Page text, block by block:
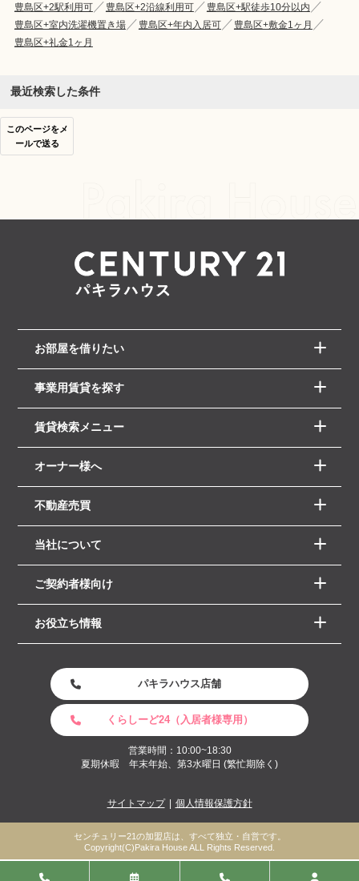
豊島区+2駅利用可
豊島区+2沿線利用可
豊島区+駅徒歩10分以内
豊島区+室内洗濯機置き場
豊島区+年内入居可
豊島区+敷金1ヶ月
豊島区+礼金1ヶ月
最近検索した条件
このページをメ
ールで送る
お部屋を借りたい
事業用賃貸を探す
賃貸検索メニュー
オーナー様へ
不動産売買
当社について
ご契約者様向け
お役立ち情報
パキラハウス店舗
くらしーど24（入居者様専用）
営業時間：10:00~18:30
夏期休暇 年末年始、第3水曜日 (繁忙期除く)
サイトマップ 個人情報保護方針
センチュリー21の加盟店は、すべて独立・自営です。
Copyright(C)Pakira House ALL Rights Reserved.